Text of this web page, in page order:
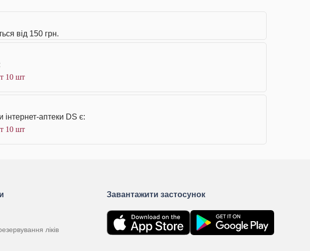
від 150 грн.
10 шт
аптеки DS є:
10 шт
ліків
Завантажити застосунок